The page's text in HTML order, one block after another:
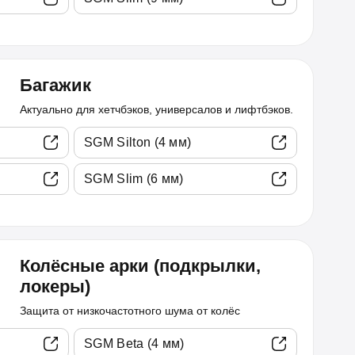
Багажик
Актуально для хетчбэков, универсалов и лифтбэков.
SGM Silton (4 мм)
SGM Slim (6 мм)
Колёсные арки (подкрылки,
локеры)
Защита от низкочастотного шума от колёс
SGM Beta (4 мм)